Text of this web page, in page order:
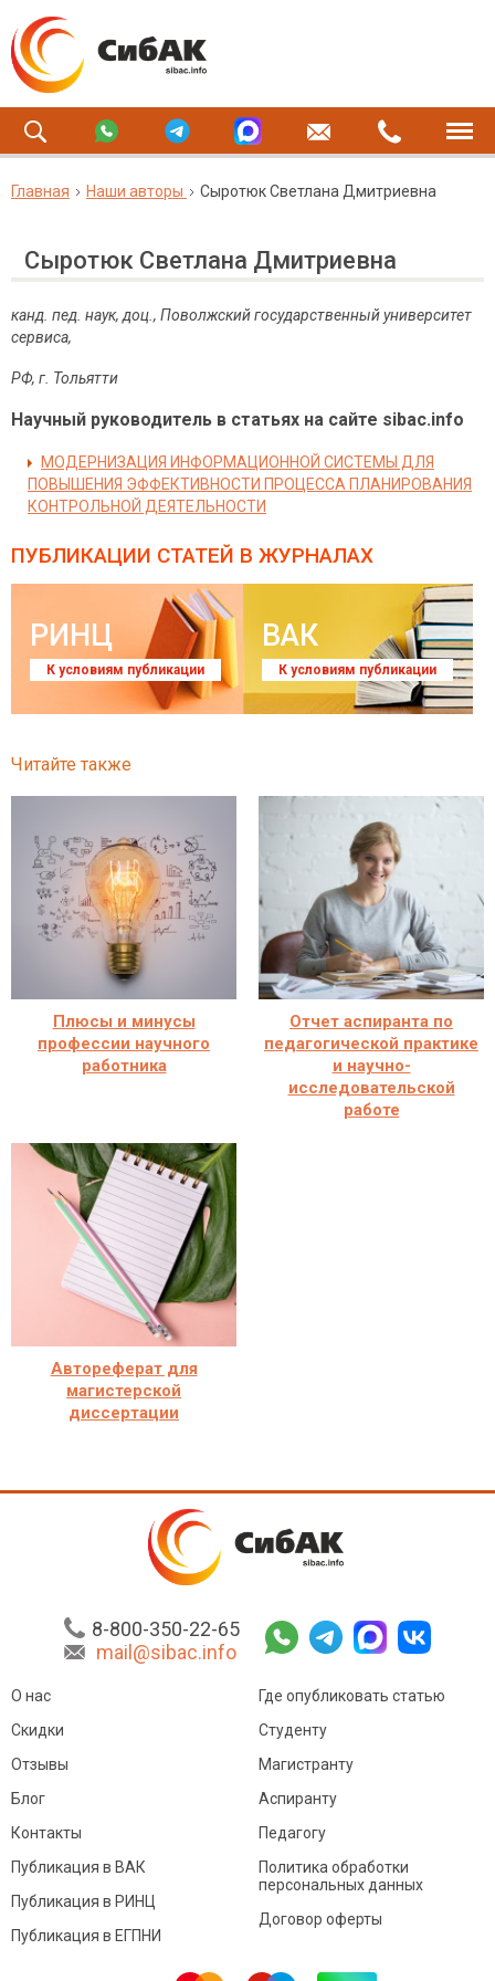
Главная Наши авторы Сыротюк Светлана Дмитриевна
Сыротюк Светлана Дмитриевна
канд. пед. наук, доц., Поволжский государственный университет
сервиса,
РФ, г. Тольятти
Научный руководитель в статьях на сайте sibac.info
МОДЕРНИЗАЦИЯ ИНФОРМАЦИОННОЙ СИСТЕМЫ ДЛЯ
ПОВЫШЕНИЯ ЭФФЕКТИВНОСТИ ПРОЦЕССА ПЛАНИРОВАНИЯ
КОНТРОЛЬНОЙ ДЕЯТЕЛЬНОСТИ
ПУБЛИКАЦИИ СТАТЕЙ В ЖУРНАЛАХ
РИНЦ
К условиям публикации
ВАК
К условиям публикации
Читайте также
Плюсы и минусы
профессии научного
работника
Отчет аспиранта по
педагогической практике
и научно-
исследовательской
работе
Автореферат для
магистерской
диссертации
8-800-350-22-65
mail@sibac.info
О нас
Скидки
Отзывы
Блог
Контакты
Где опубликовать статью
Студенту
Магистранту
Аспиранту
Педагогу
Публикация в ВАК
Публикация в РИНЦ
Публикация в ЕГПНИ
Политика обработки
персональных данных
Договор оферты